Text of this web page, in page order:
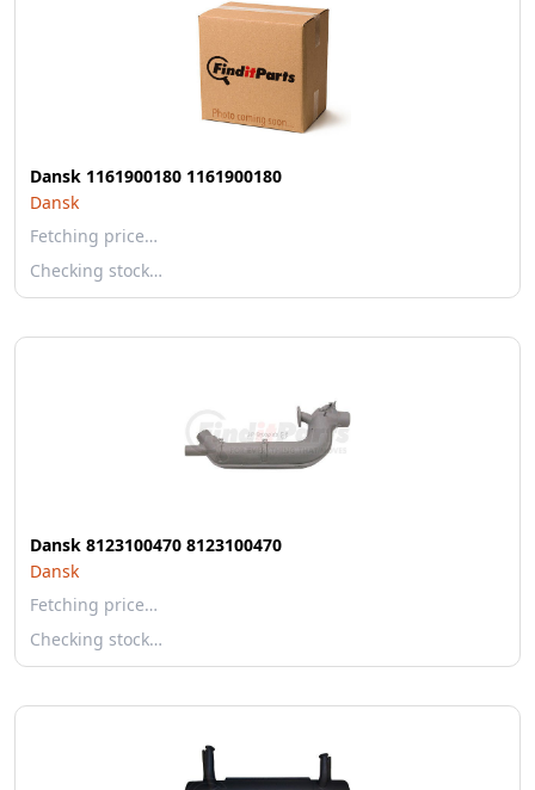
Dansk 1161900180 1161900180
Dansk
Fetching price…
Checking stock…
Dansk 8123100470 8123100470
Dansk
Fetching price…
Checking stock…